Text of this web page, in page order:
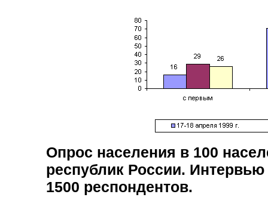
Опрос населения в 100
республик России.
1500 респондентов.